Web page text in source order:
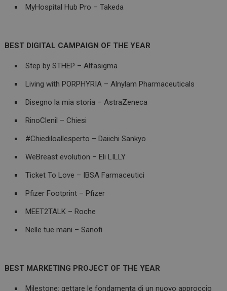
MyHospital Hub Pro – Takeda
BEST DIGITAL CAMPAIGN OF THE YEAR
Step by STHEP – Alfasigma
Living with PORPHYRIA – Alnylam Pharmaceuticals
Disegno la mia storia – AstraZeneca
RinoClenil – Chiesi
#Chiediloallesperto – Daiichi Sankyo
WeBreast evolution – Eli LILLY
Ticket To Love – IBSA Farmaceutici
Pfizer Footprint – Pfizer
MEET2TALK – Roche
Nelle tue mani – Sanofi
BEST MARKETING PROJECT OF THE YEAR
Milestone: gettare le fondamenta di un nuovo approccio